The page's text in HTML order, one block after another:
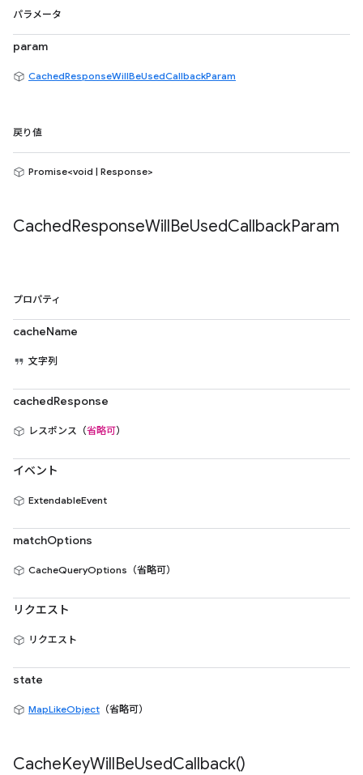
パラメータ
param
CachedResponseWillBeUsedCallbackParam
戻り値
Promise<void | Response>
CachedResponseWillBeUsedCallbackParam
プロパティ
cacheName
文字列
cachedResponse
レスポンス（省略可）
イベント
ExtendableEvent
matchOptions
CacheQueryOptions（省略可）
リクエスト
リクエスト
state
MapLikeObject （省略可）
CacheKeyWillBeUsedCallback()